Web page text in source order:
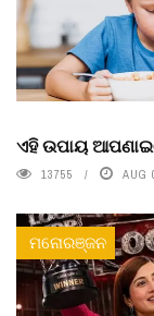
ଏହି ଉପାୟ
13755 AUG
ମନୋରଞ୍ଜନ